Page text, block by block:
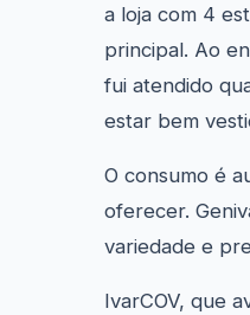
a loja com 4
principal. Ao
fui atendido
estar bem
O consumo é
oferecer.
variedade e
IvarCOV, que